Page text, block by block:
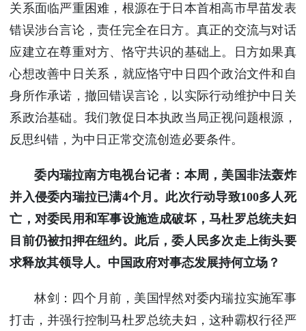
关系面临严重困难，根源在于日本首相高市早苗发表
错误涉台言论，责任完全在日方。真正的交流与对话
应建立在尊重对方、恪守共识的基础上。日方如果真
心想改善中日关系，就应恪守中日四个政治文件和自
身所作承诺，撤回错误言论，以实际行动维护中日关
系政治基础。我们敦促日本执政当局正视问题根源，
反思纠错，为中日正常交流创造必要条件。
委内瑞拉南方电视台记者：本周，美国非法轰炸
并入侵委内瑞拉已满4个月。此次行动导致100多人死
亡，对委民用和军事设施造成破坏，马杜罗总统夫妇
目前仍被扣押在纽约。此后，委人民多次走上街头要
求释放其领导人。中国政府对事态发展持何立场？
林剑：四个月前，美国悍然对委内瑞拉实施军事
打击，并强行控制马杜罗总统夫妇，这种霸权行径严